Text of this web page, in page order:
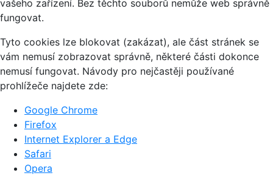
vašeho zařízení. Bez těchto souborů nemůže web správně
fungovat.
Tyto cookies lze blokovat (zakázat), ale část stránek se
vám nemusí zobrazovat správně, některé části dokonce
nemusí fungovat. Návody pro nejčastěji používané
prohlížeče najdete zde:
Google Chrome
Firefox
Internet Explorer a Edge
Safari
Opera